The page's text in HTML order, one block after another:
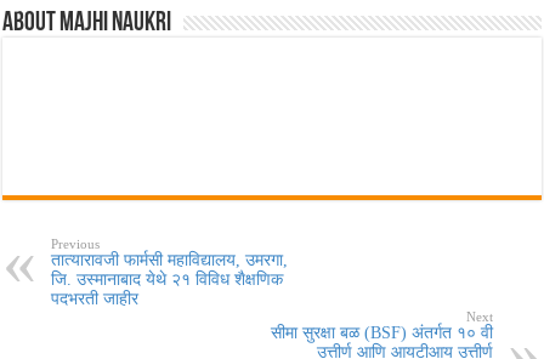
About Majhi Naukri
Previous
तात्यारावजी फार्मसी महाविद्यालय, उमरगा,
जि. उस्मानाबाद येथे २१ विविध शैक्षणिक
पदभरती जाहीर
Next
सीमा सुरक्षा बळ (BSF) अंतर्गत १० वी
उत्तीर्ण आणि आयटीआय उत्तीर्ण